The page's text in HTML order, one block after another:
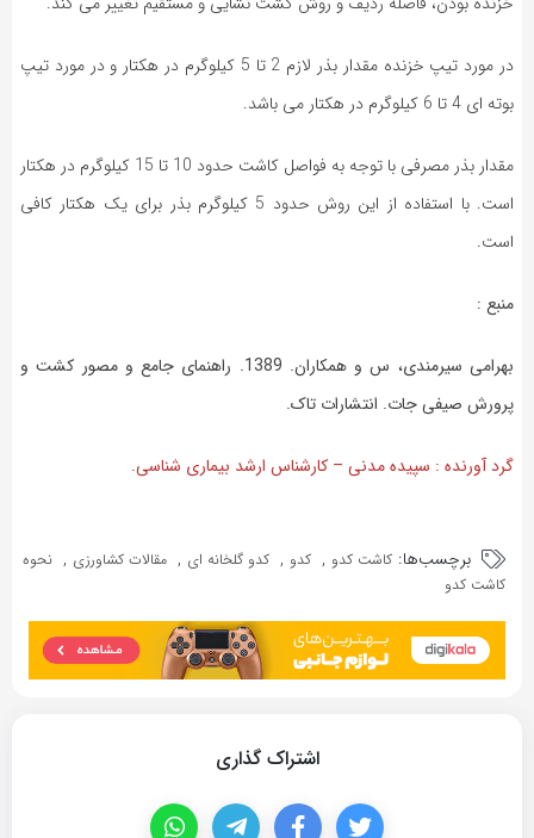
در مورد تیپ خزنده مقدار بذر لازم 2 تا 5 کیلوگرم در هکتار و در مورد تیپ
بوته ای 4 تا 6 کیلوگرم در هکتار می باشد.
مقدار بذر مصرفی با توجه به فواصل کاشت حدود 10 تا 15 کیلوگرم در هکتار
است. با استفاده از این روش حدود 5 کیلوگرم بذر برای یک هکتار کافی
است.
منبع :
بهرامی سیرمندی، س و همکاران. 1389. راهنمای جامع و مصور کشت و
پرورش صیفی جات. انتشارات تاک.
گرد آورنده : سپیده مدنی – کارشناس ارشد بیماری شناسی.
برچسب‌ها: کاشت کدو , کدو , کدو گلخانه ای , مقالات کشاورزی , نحوه
کاشت کدو
اشتراک گذاری